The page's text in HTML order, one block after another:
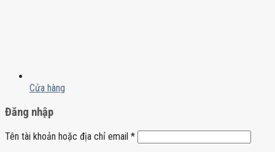
Cửa hàng
Đăng nhập
Tên tài khoản hoặc địa chỉ email *